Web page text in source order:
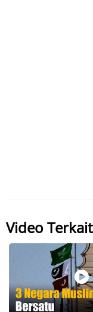
Video Terkait